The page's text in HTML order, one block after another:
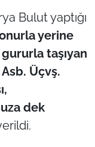
Bulut yaptığı
yerine
taşıyan
Üçvş.
dek